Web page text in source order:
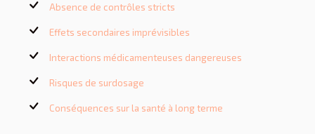
Absence de contrôles stricts
Effets secondaires imprévisibles
Interactions médicamenteuses dangereuses
Risques de surdosage
Conséquences sur la santé à long terme